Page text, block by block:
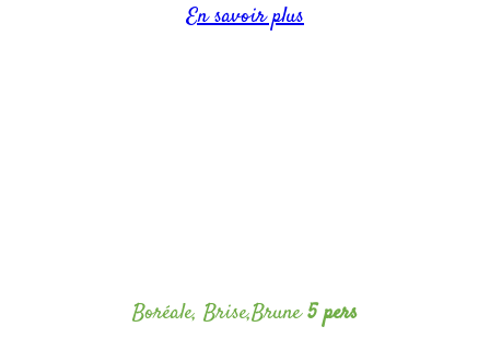
En savoir plus
Boréale, Brise,Brune5 pers